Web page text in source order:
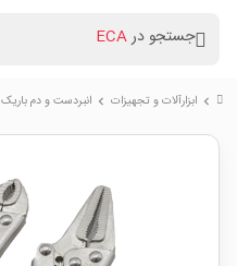
جستجو درECA
chevron_right ابزارآلات و تجهیزات chevron_right انبردست و دم باریک